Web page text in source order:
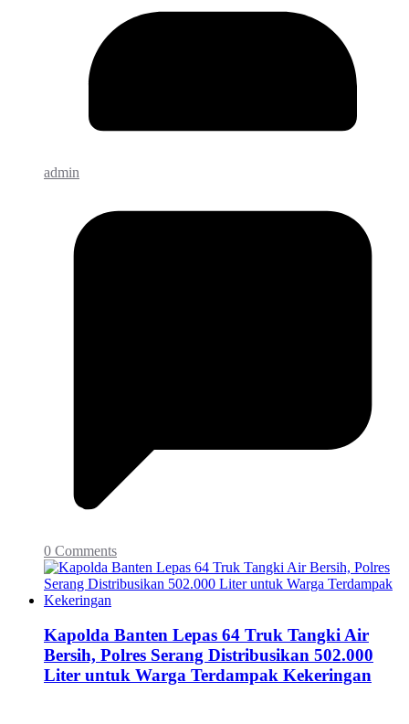
admin
0 Comments
Kapolda Banten Lepas 64 Truk Tangki Air
Bersih, Polres Serang Distribusikan 502.000
Liter untuk Warga Terdampak Kekeringan